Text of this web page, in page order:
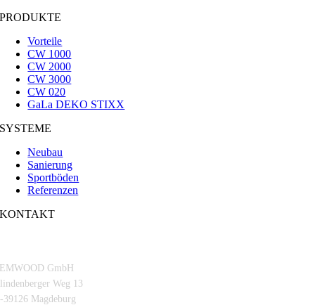
PRODUKTE
Vorteile
CW 1000
CW 2000
CW 3000
CW 020
GaLa DEKO STIXX
SYSTEME
Neubau
Sanierung
Sportböden
Referenzen
KONTAKT
GmbH
Weg 13
39126 Magdeburg